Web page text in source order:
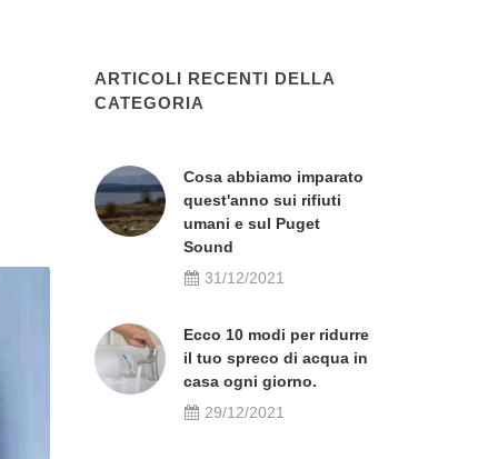
ARTICOLI RECENTI DELLA
CATEGORIA
Cosa abbiamo imparato
quest'anno sui rifiuti
umani e sul Puget
Sound
31/12/2021
Ecco 10 modi per ridurre
il tuo spreco di acqua in
casa ogni giorno.
29/12/2021